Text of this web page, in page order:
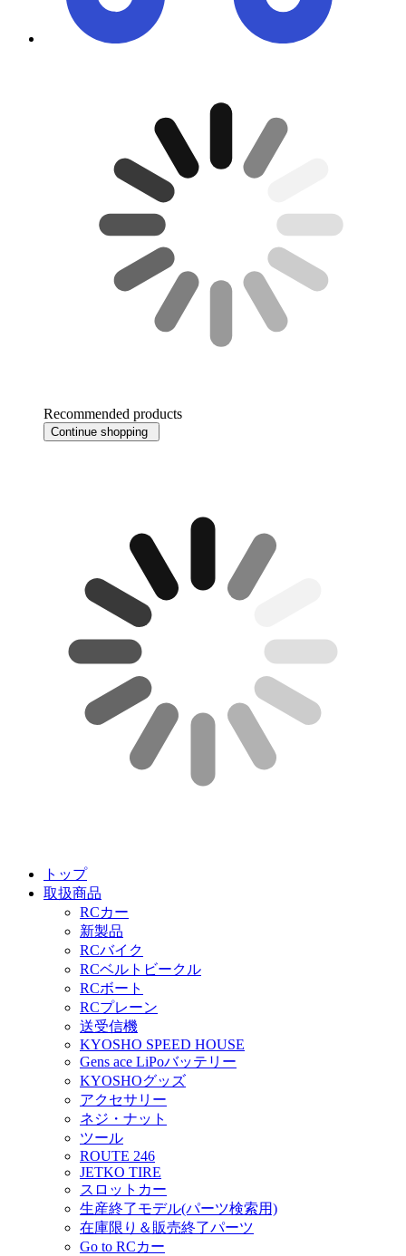
Recommended products
Continue shopping
トップ
取扱商品
RCカー
新製品
RCバイク
RCベルトビークル
RCボート
RCプレーン
送受信機
KYOSHO SPEED HOUSE
Gens ace LiPoバッテリー
KYOSHOグッズ
アクセサリー
ネジ・ナット
ツール
ROUTE 246
JETKO TIRE
スロットカー
生産終了モデル(パーツ検索用)
在庫限り＆販売終了パーツ
Go to RCカー